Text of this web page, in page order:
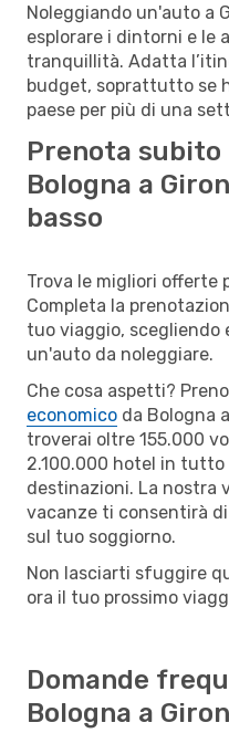
Noleggiando un'auto a
esplorare i dintorni e
tranquillità. Adatta
budget, soprattutto se
paese per più di una
Prenota subito
Bologna a
basso
Trova le migliori offerte
Completa la
tuo viaggio,
un'auto da noleggiare.
Che cosa aspetti?
economico da Bologna
troverai oltre 155.000
2.100.000 hotel in tutto
destinazioni. La nostra
vacanze ti consentirà
sul tuo soggiorno.
Non lasciarti sfuggire
ora il tuo prossimo
Domande
Bologna a